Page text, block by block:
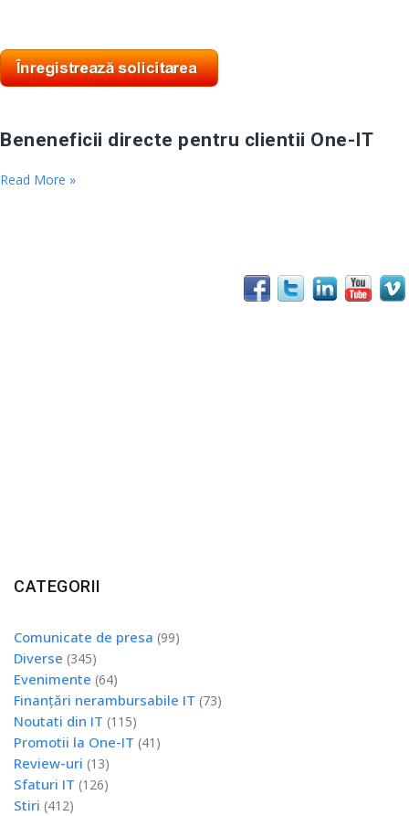
Beneneficii directe pentru clientii One-IT
Read More »
CATEGORII
Comunicate de presa (99)
Diverse (345)
Evenimente (64)
Finanțări nerambursabile IT (73)
Noutati din IT (115)
Promotii la One-IT (41)
Review-uri (13)
Sfaturi IT (126)
Stiri (412)